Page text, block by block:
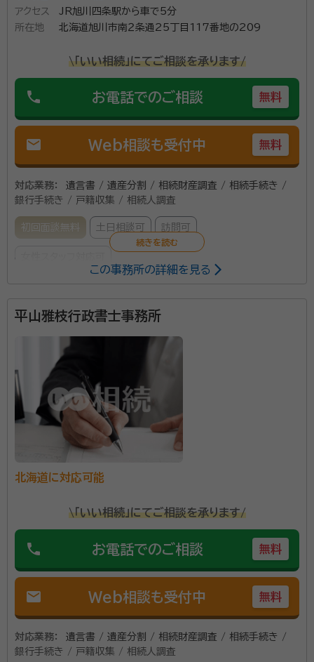
アクセス
JR旭川四条駅から車で5分
所在地
北海道旭川市南２条通25丁目117番地の209
\「いい相続」にてご相談を承ります/
phone お電話でのご相談 無料
mail Web相談も受付中 無料
対応業務：
遺言書 / 遺産分割 / 相続財産調査 / 相続手続き /
銀行手続き / 戸籍収集 / 相続人調査
初回面談無料 土日相談可 訪問可
岡嶋 真美（おかじま まみ） 行政書士
事務所口コミ（抜粋）：
満足度 4.0
当事務所は、JR旭川駅から車で約8分の場所にありま
す。また、駅前バスタッチ10番乗り場、もしくは4条通
18丁目のバス停から旭川電気軌道の70・76番線で南
3条23丁目まで行き、バス停から歩いて約3分です。 女
とに相談対応しています。「はじめての相続が不安…」
「遺族で争いが起こらないか心配…」など、さまざまな悩
みを相談できます。お悩みごとやお困りごとを単純に解
決するのではなく、相談者の明るい未来を取り戻すこと
に力を入れております。 またLGBTの方々にも安心し
法人 日本能力開発協会 JADPの上級心理カウンセラー
の資格をいかし、お悩みを丁寧にヒアリングを行いま
行政書士
所属団体：北海道行政書士会
この事務所の詳細を見る
平山雅枝行政書士事務所
北海道に対応可能
\「いい相続」にてご相談を承ります/
phone お電話でのご相談 無料
mail Web相談も受付中 無料
対応業務：
遺言書 / 遺産分割 / 相続財産調査 / 相続手続き /
銀行手続き / 戸籍収集 / 相続人調査